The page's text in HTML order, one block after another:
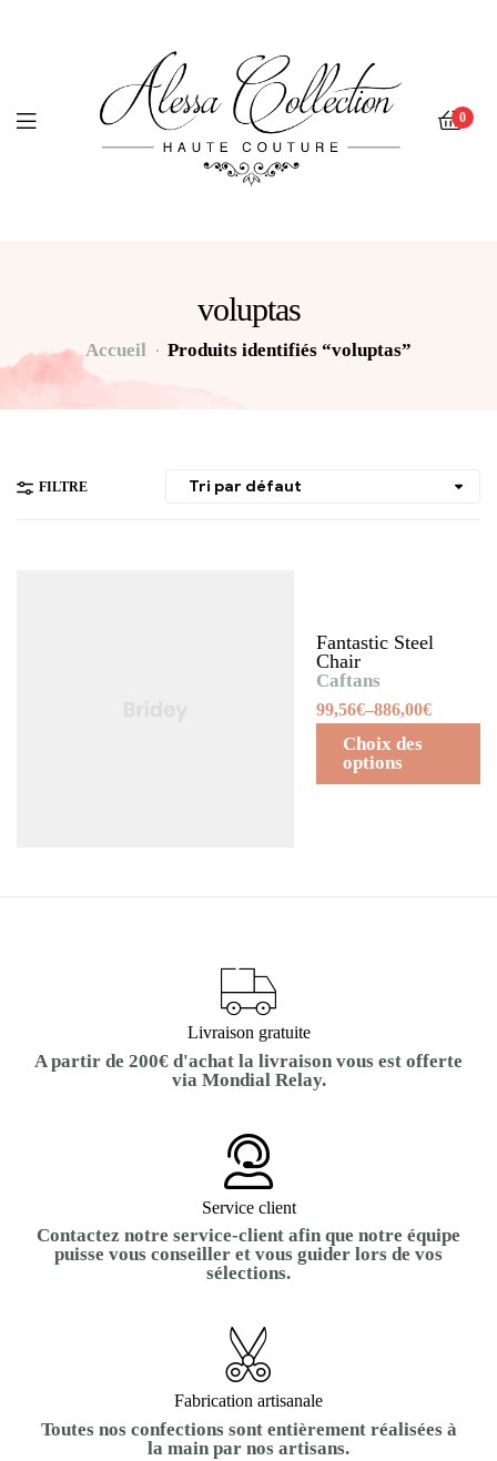
0
voluptas
Accueil Produits identifiés “voluptas”
FILTRE
Fantastic Steel
Chair
Caftans
99,56€–886,00€
Choix des
options
Livraison gratuite
A partir de 200€ d'achat la livraison vous est offerte
via Mondial Relay.
Service client
Contactez notre service-client afin que notre équipe
puisse vous conseiller et vous guider lors de vos
sélections.
Fabrication artisanale
Toutes nos confections sont entièrement réalisées à
la main par nos artisans.